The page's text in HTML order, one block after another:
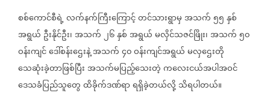
စစ်ကောင်စီရဲ့လက်နက်ကြီးကြောင့်တင်သားရွာမှအသက်၅၅နှစ်
အရွယ် ဦးနိုင်ဦး၊အသက်၂၆နှစ်အရွယ်မလှိင်သဇင်ဖြိုး၊အသက်၅၀
ဝန်းကျင်ဒေါ်စန်းဌေးနဲ့အသက်၄၀ဝန်းကျင်အရွယ်မလှဌေးတို
သေဆုံးခဲ့တာဖြစ်ပြီးအသက်မပြည့်သေးတဲ့ကလေးငယ်အပါအဝင်
ဒေသခံပြည်သူတွေထိခိုက်ဒဏ်ရာရရှိခဲ့တယ်လို့သိရပါတယ်။